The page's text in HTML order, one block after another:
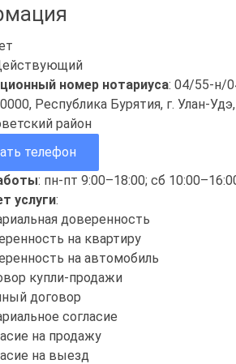
номер нотариуса: 04/55-н/
Республика Бурятия, г. Улан-
район
телефон
: пн-пт 9:00–18:00; сб
услуги:
доверенность
на квартиру
на автомобиль
купли-продажи
договор
согласие
на продажу
на выезд